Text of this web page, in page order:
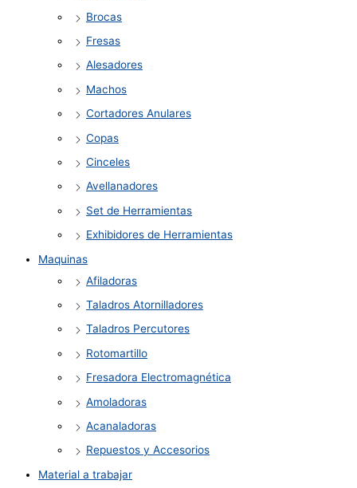
Brocas
Fresas
Alesadores
Machos
Cortadores Anulares
Copas
Cinceles
Avellanadores
Set de Herramientas
Exhibidores de Herramientas
Maquinas
Afiladoras
Taladros Atornilladores
Taladros Percutores
Rotomartillo
Fresadora Electromagnética
Amoladoras
Acanaladoras
Repuestos y Accesorios
Material a trabajar